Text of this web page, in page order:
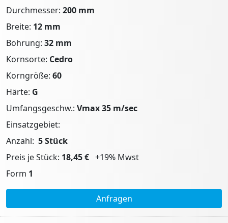
Durchmesser: 200 mm
Breite: 12 mm
Bohrung: 32 mm
Kornsorte: Cedro
Korngröße: 60
Härte: G
Umfangsgeschw.: Vmax 35 m/sec
Einsatzgebiet:
Anzahl: 5 Stück
Preis je Stück: 18,45 € +19% Mwst
Form 1
Anfragen